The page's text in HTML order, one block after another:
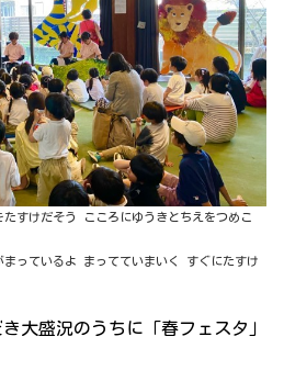
すけだそう こころにゆうきとちえをつめこ
まっているよ まってていまいく すぐにたすけ
大盛況のうちに「春フェスタ」